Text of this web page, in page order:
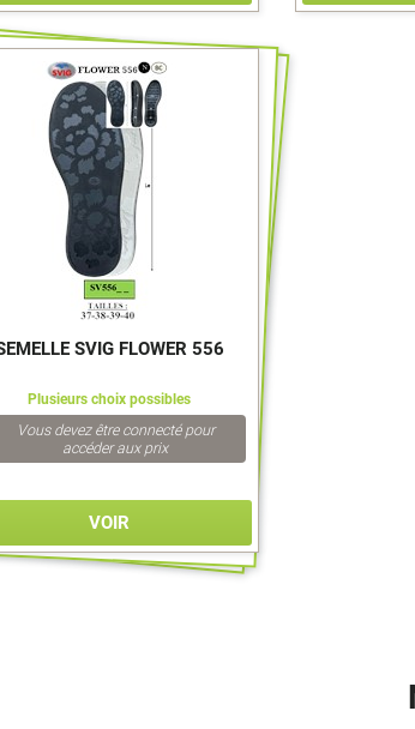
SVIG FLOWER 556
Plusieurs choix possibles
Vous devez être connecté pour
accéder aux prix
VOIR